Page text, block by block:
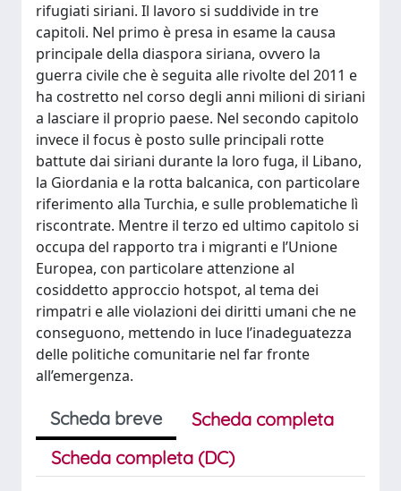
rifugiati siriani. Il lavoro si suddivide in tre
capitoli. Nel primo è presa in esame la causa
principale della diaspora siriana, ovvero la
guerra civile che è seguita alle rivolte del 2011 e
ha costretto nel corso degli anni milioni di siriani
a lasciare il proprio paese. Nel secondo capitolo
invece il focus è posto sulle principali rotte
battute dai siriani durante la loro fuga, il Libano,
la Giordania e la rotta balcanica, con particolare
riferimento alla Turchia, e sulle problematiche lì
riscontrate. Mentre il terzo ed ultimo capitolo si
occupa del rapporto tra i migranti e l’Unione
Europea, con particolare attenzione al
cosiddetto approccio hotspot, al tema dei
rimpatri e alle violazioni dei diritti umani che ne
conseguono, mettendo in luce l’inadeguatezza
delle politiche comunitarie nel far fronte
all’emergenza.
Scheda breve
Scheda completa
Scheda completa (DC)